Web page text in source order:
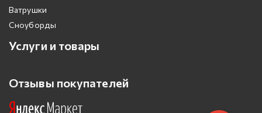
Ватрушки
Сноуборды
Услуги и товары
Отзывы покупателей